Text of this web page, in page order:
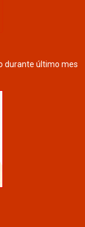
durante último mes